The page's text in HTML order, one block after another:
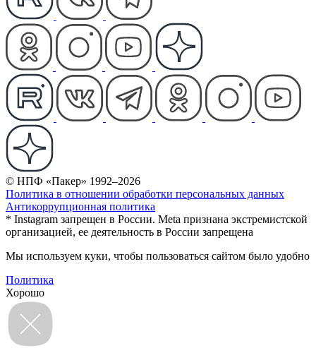
© НПФ «Пакер» 1992–2026
Политика в отношении обработки персональных данных
Антикоррупционная политика
* Instagram запрещен в России. Meta признана экстремистской
организацией, ее деятельность в России запрещена
Мы используем куки, чтобы пользоваться сайтом было удобно
Политика
Хорошо